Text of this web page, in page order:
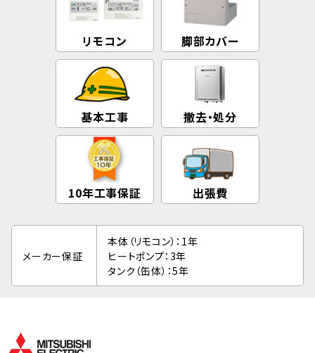
リモコン 脚部カバー
基本工事 撤去・処分
10年工事保証 出張費
メーカー保証
本体（リモコン）：1年
ヒートポンプ：3年
タンク（缶体）：5年